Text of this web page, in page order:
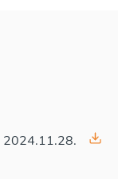
2024.11.28.